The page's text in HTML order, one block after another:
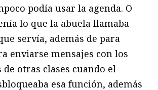
podía usar la agenda. O
lo que la abuela llamaba
servía, además de para
enviarse mensajes con los
de otras clases cuando el
esa función, además